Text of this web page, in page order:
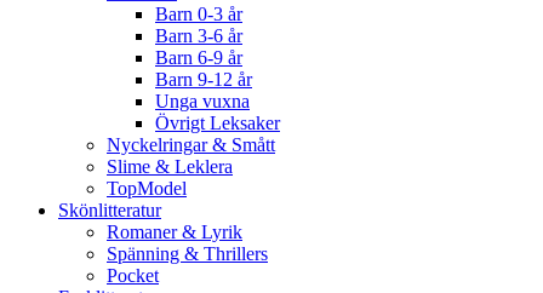
Barn 0-3 år
Barn 3-6 år
Barn 6-9 år
Barn 9-12 år
Unga vuxna
Övrigt Leksaker
Nyckelringar & Smått
Slime & Leklera
TopModel
Skönlitteratur
Romaner & Lyrik
Spänning & Thrillers
Pocket